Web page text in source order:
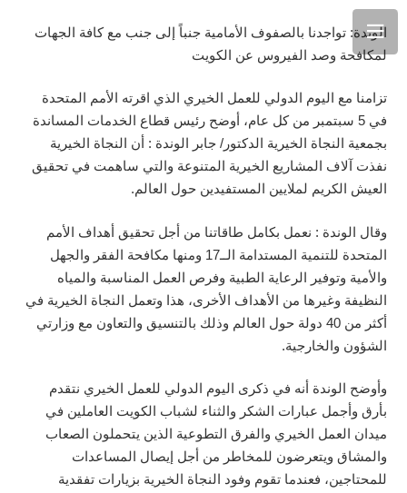
الوندة: تواجدنا بالصفوف الأمامية جنباً إلى جنب مع كافة الجهات
لمكافحة وصد الفيروس عن الكويت
تزامنا مع اليوم الدولي للعمل الخيري الذي اقرته الأمم المتحدة
في 5 سبتمبر من كل عام، أوضح رئيس قطاع الخدمات المساندة
بجمعية النجاة الخيرية الدكتور/ جابر الوندة : أن النجاة الخيرية
نفذت آلاف المشاريع الخيرية المتنوعة والتي ساهمت في تحقيق
العيش الكريم لملايين المستفيدين حول العالم.
وقال الوندة : نعمل بكامل طاقاتنا من أجل تحقيق أهداف الأمم
المتحدة للتنمية المستدامة الــ17 ومنها مكافحة الفقر والجهل
والأمية وتوفير الرعاية الطبية وفرص العمل المناسبة والمياه
النظيفة وغيرها من الأهداف الأخرى، هذا وتعمل النجاة الخيرية في
أكثر من 40 دولة حول العالم وذلك بالتنسيق والتعاون مع وزارتي
الشؤون والخارجية.
وأوضح الوندة أنه في ذكرى اليوم الدولي للعمل الخيري نتقدم
بأرق وأجمل عبارات الشكر والثناء لشباب الكويت العاملين في
ميدان العمل الخيري والفرق التطوعية الذين يتحملون الصعاب
والمشاق ويتعرضون للمخاطر من أجل إيصال المساعدات
للمحتاجين، فعندما تقوم وفود النجاة الخيرية بزيارات تفقدية